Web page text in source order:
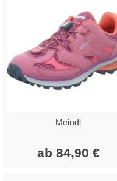
Meindl
ab 84,90 €